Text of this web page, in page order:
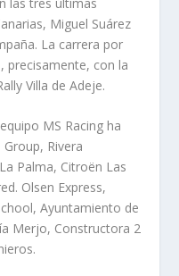
Miguel Suárez
La carrera por
precisamente, con la
Villa de Adeje.
MS Racing ha
Rivera
Palma, Citroën Las
Olsen Express,
Ayuntamiento de
Merjo, Constructora 2